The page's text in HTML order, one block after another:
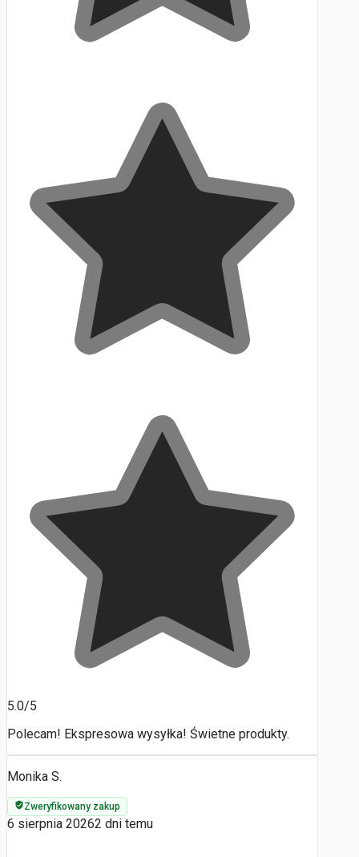
5.0/5
Polecam! Ekspresowa wysyłka! Świetne produkty.
Monika S.
Zweryfikowany zakup
6 sierpnia 20262 dni temu